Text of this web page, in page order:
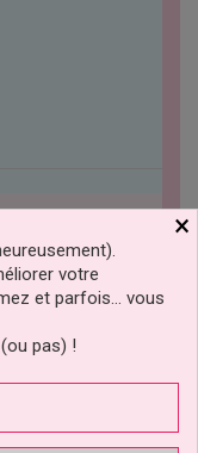
fait c'est un
! c'est le top
×
votre
et parfois… vous
pas) !